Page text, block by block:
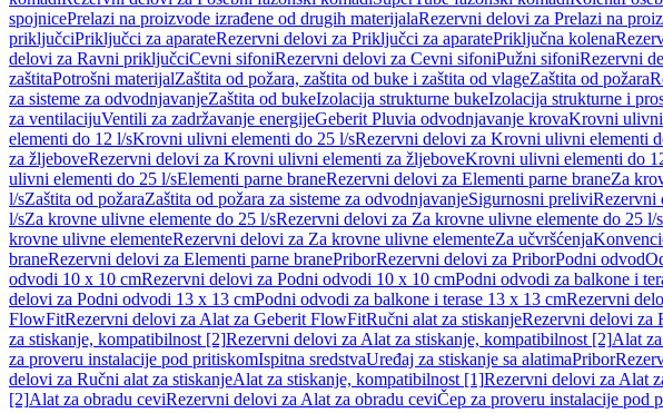
spojnicePrelazi na proizvode izrađene od drugih materijalaRezervni delovi za Prelazi na
priključciPriključci za aparateRezervni delovi za Priključci za aparatePriključna kolena
delovi za Ravni priključciCevni sifoniRezervni delovi za Cevni sifoniPužni sifoniRezervni
zaštitaPotrošni materijalZaštita od požara, zaštita od buke i zaštita od vlageZaštita od požara
za sisteme za odvodnjavanjeZaštita od bukeIzolacija strukturne bukeIzolacija strukturne i
za ventilacijuVentili za zadržavanje energijeGeberit Pluvia odvodnjavanje krovaKrovni ulivni
elementi do 12 l/sKrovni ulivni elementi do 25 l/sRezervni delovi za Krovni ulivni elementi
za žljeboveRezervni delovi za Krovni ulivni elementi za žljeboveKrovni ulivni elementi do
ulivni elementi do 25 l/sElementi parne braneRezervni delovi za Elementi parne braneZa
l/sZaštita od požaraZaštita od požara za sisteme za odvodnjavanjeSigurnosni preliviRezervni
l/sZa krovne ulivne elemente do 25 l/sRezervni delovi za Za krovne ulivne elemente do 25 l/s
krovne ulivne elementeRezervni delovi za Za krovne ulivne elementeZa učvršćenja
braneRezervni delovi za Elementi parne branePriborRezervni delovi za PriborPodni odvod
odvodi 10 x 10 cmRezervni delovi za Podni odvodi 10 x 10 cmPodni odvodi za balkone i
delovi za Podni odvodi 13 x 13 cmPodni odvodi za balkone i terase 13 x 13 cmRezervni
FlowFitRezervni delovi za Alat za Geberit FlowFitRučni alat za stiskanjeRezervni delovi za
za stiskanje, kompatibilnost [2]Rezervni delovi za Alat za stiskanje, kompatibilnost [2]Alat
za proveru instalacije pod pritiskomIspitna sredstvaUređaj za stiskanje sa alatimaPribor
delovi za Ručni alat za stiskanjeAlat za stiskanje, kompatibilnost [1]Rezervni delovi za Alat
[2]Alat za obradu ceviRezervni delovi za Alat za obradu ceviČep za proveru instalacije pod